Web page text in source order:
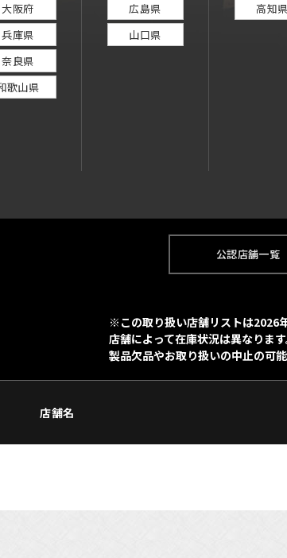
大阪府
兵庫県
奈良県
歌山県
広島県
山口県
高知県
公認店舗一覧
※この取り扱い店舗リストは2026
店舗によって在庫状況は異なります
製品欠品やお取り扱いの中止の可
店舗名